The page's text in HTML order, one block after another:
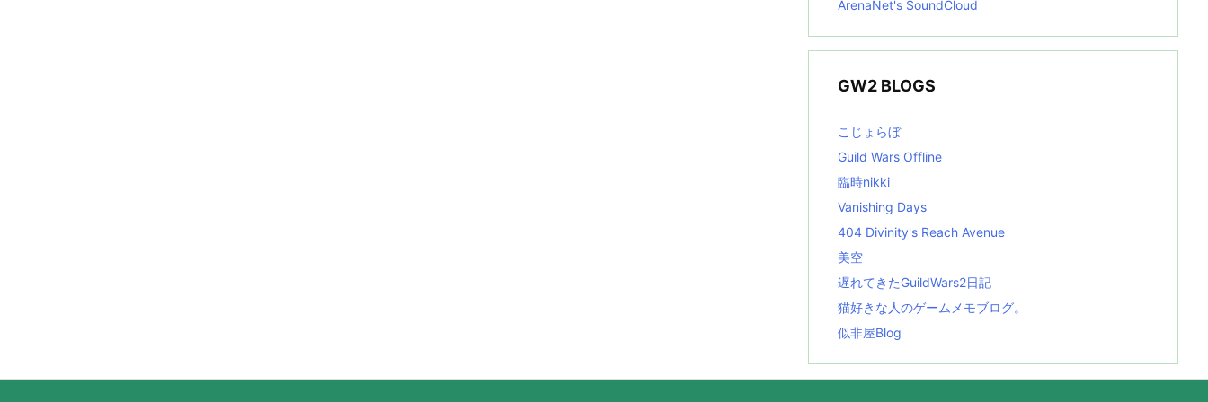
ArenaNet's SoundCloud
GW2 BLOGS
こじょらぼ
Guild Wars Offline
臨時nikki
Vanishing Days
404 Divinity's Reach Avenue
美空
遅れてきたGuildWars2日記
猫好きな人のゲームメモブログ。
似非屋Blog